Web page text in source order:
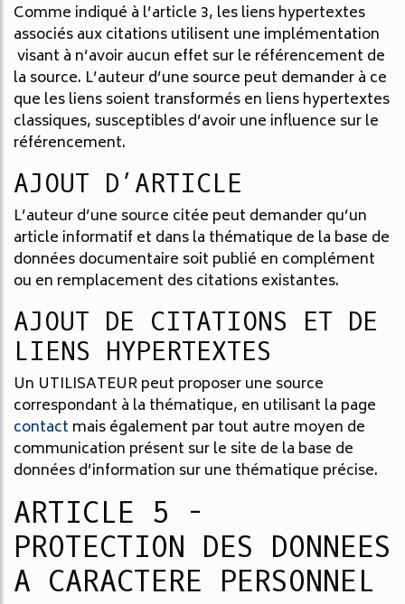
Comme indiqué à l’article 3, les liens hypertextes
associés aux citations utilisent une implémentation
visant à n’avoir aucun effet sur le référencement de
la source. L’auteur d’une source peut demander à ce
que les liens soient transformés en liens hypertextes
classiques, susceptibles d’avoir une influence sur le
référencement.
AJOUT D’ARTICLE
L’auteur d’une source citée peut demander qu’un
article informatif et dans la thématique de la base de
données documentaire soit publié en complément
ou en remplacement des citations existantes.
AJOUT DE CITATIONS ET DE
LIENS HYPERTEXTES
Un UTILISATEUR peut proposer une source
correspondant à la thématique, en utilisant la page
contact mais également par tout autre moyen de
communication présent sur le site de la base de
données d’information sur une thématique précise.
ARTICLE 5 -
PROTECTION DES DONNEES
A CARACTERE PERSONNEL